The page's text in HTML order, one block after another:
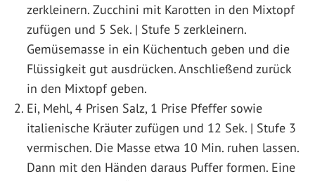
zerkleinern. Zucchini mit Karotten in den Mixtopf
zufügen und 5 Sek. | Stufe 5 zerkleinern.
Gemüsemasse in ein Küchentuch geben und die
Flüssigkeit gut ausdrücken. Anschließend zurück
in den Mixtopf geben.
Ei, Mehl, 4 Prisen Salz, 1 Prise Pfeffer sowie
italienische Kräuter zufügen und 12 Sek. | Stufe 3
vermischen. Die Masse etwa 10 Min. ruhen lassen.
Dann mit den Händen daraus Puffer formen. Eine